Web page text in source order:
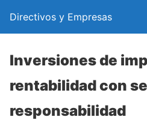
Directivos y Empresas
Inversiones de
rentabilidad con
responsabilidad